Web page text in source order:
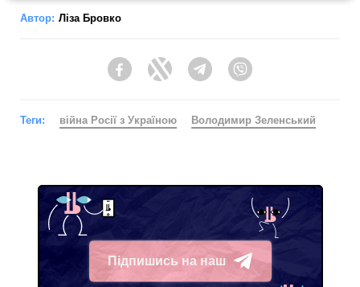
Автор: Ліза Бровко
FacebookTwitter Telegram
Теги: війна Росії з Україною Володимир Зеленський
Підпишись на наш
Telegram